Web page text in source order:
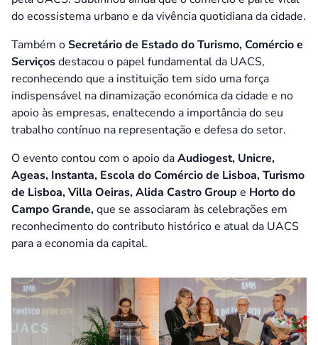
do ecossistema urbano e da vivência quotidiana da cidade.
Também oSecretário de Estado do Turismo, Comércio e
Serviçosdestacou o papel fundamental da UACS,
reconhecendo que a instituição tem sido uma força
indispensável na dinamização económica da cidade e no
apoio às empresas, enaltecendo a importância do seu
trabalho contínuo na representação e defesa do setor.
O evento contou com o apoio daAudiogest, Unicre,
Ageas, Instanta, Escola do Comércio de Lisboa, Turismo
de Lisboa, Villa Oeiras, Alida Castro Group e Horto do
Campo Grande,que se associaram às celebrações em
reconhecimento do contributo histórico e atual da UACS
para a economia da capital.